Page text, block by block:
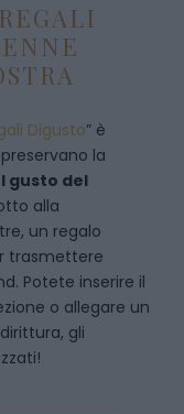
Digusto” è
la
gusto del
alla
un regalo
trasmettere
Potete inserire il
o allegare un
gli